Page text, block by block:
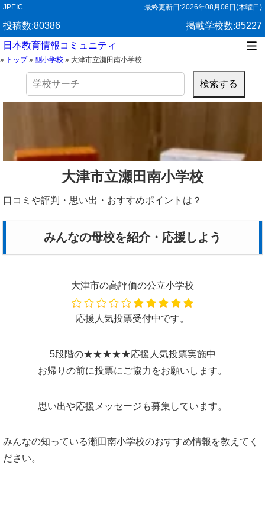
JPEIC 最終更新日:2026年08月06日(木曜日)
投稿数:80386
掲載学校数:85227
日本教育情報コミュニティ
» トップ» 🆕小学校 » 大津市立瀬田南小学校
検
大津市立瀬田南小学校
口コミや評判・思い出・おすすめポイントは？
みんなの母校を紹介・応援しよう
大津市の高評価の公立小学校
応援人気投票受付中です。
5段階の★★★★★応援人気投票実施中
お帰りの前に投票にご協力をお願いします。
思い出や応援メッセージも募集しています。
みんなの知っている瀬田南小学校のおすすめ情報を教えてく
ださい。